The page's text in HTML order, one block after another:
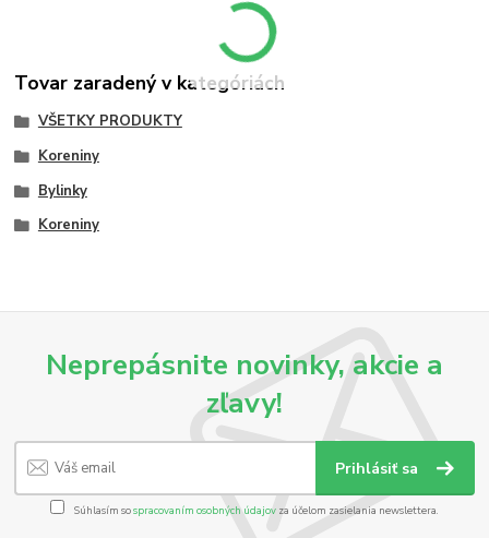
Tovar zaradený v kategóriách
VŠETKY PRODUKTY
Koreniny
Bylinky
Koreniny
Neprepásnite novinky, akcie a
zľavy!
Prihlásiť sa
Súhlasím sospracovaním osobných údajov za účelom zasielania newslettera.